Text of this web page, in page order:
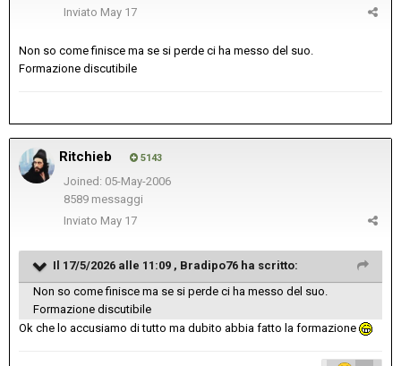
Inviato May 17
Non so come finisce ma se si perde ci ha messo del suo.
Formazione discutibile
Ritchieb 5143
Joined: 05-May-2006
8589 messaggi
Inviato May 17
Il 17/5/2026 alle 11:09 , Bradipo76 ha scritto:
Non so come finisce ma se si perde ci ha messo del suo.
Formazione discutibile
Ok che lo accusiamo di tutto ma dubito abbia fatto la formazione